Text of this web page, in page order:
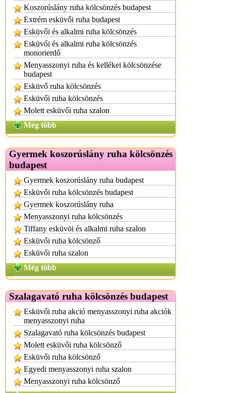
Koszorúslány ruha kölcsönzés budapest
Extrém esküvői ruha budapest
Esküvői és alkalmi ruha kölcsönzés
Esküvői és alkalmi ruha kölcsönzés
monorierdő
Menyasszonyi ruha és kellékei kölcsönzése
budapest
Esküvő ruha kölcsönzés
Esküvői ruha kölcsönzés
Molett esküvői ruha szalon
Még több
Gyermek koszorúslány ruha kölcsönzés
budapest
Gyermek koszorúslány ruha budapest
Esküvői ruha kölcsönzés budapest
Gyermek koszorúslány ruha
Menyasszonyi ruha kölcsönzés
Tiffany esküvöi és alkalmi ruha szalon
Esküvői ruha kölcsönző
Esküvői ruha szalon
Még több
Szalagavató ruha kölcsönzés budapest
Esküvői ruha akció menyasszonyi ruha akciók
menyasszonyi ruha
Szalagavató ruha kölcsönzés budapest
Molett esküvői ruha kölcsönző
Esküvői ruha kölcsönző
Egyedi menyasszonyi ruha szalon
Menyasszonyi ruha kölcsönző